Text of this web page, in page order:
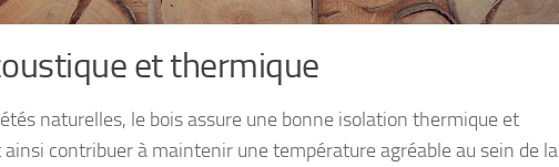
et thermique
naturelles, le bois assure une bonne isolation thermique et
ainsi contribuer à maintenir une température agréable au sein de la